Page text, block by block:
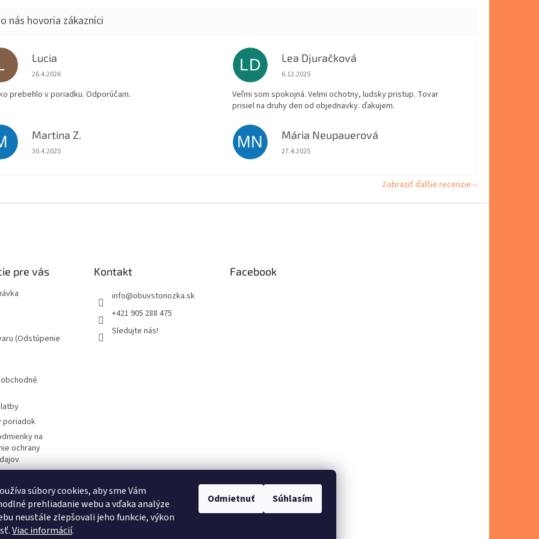
súbory cookies, aby sme Vám
prehliadanie webu a vďaka analýze
neustále zlepšovali jeho funkcie, výkon
Viac informácií.
Odmietnuť Súhlasím
Lucia
Hodnotenie obchodu je 5 z 5 hviezdičiek.
26.4.2026
prebehlo v poriadku. Odporúčam.
LD Lea Djuračková
Hodnotenie obchodu je 5 z 5 hviezdičiek.
6.12.2025
Veľmi som spokojná. Velmi ochotny, ludsky pristup. Tovar
prisiel na druhy den od objednavky. ďakujem.
Martina Z.
Hodnotenie obchodu je 5 z 5 hviezdičiek.
30.4.2025
MN Mária Neupauerová
Hodnotenie obchodu je 5 z 5 hviezdičiek.
27.4.2025
Zobraziť ďalšie recenzie
pre vás
(Odstúpenie
poriadok
na
ochrany
Kontakt
info@obuvstonozka.sk
+421 905 288 475
Sledujte nás!
Facebook